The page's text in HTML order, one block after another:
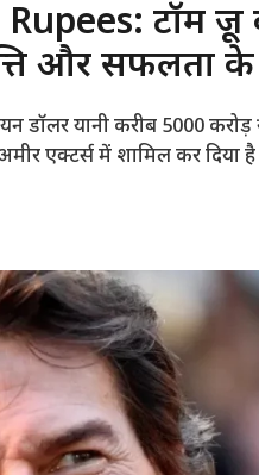
टॉम
और सफलता
डॉलर यानी करीब 5000
एक्टर्स में शामिल कर दिया